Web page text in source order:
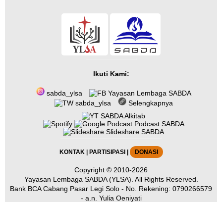
Ikuti Kami:
sabda_ylsa
Yayasan Lembaga SABDA
sabda_ylsa
Selengkapnya
SABDA Alkitab
Podcast SABDA
Slideshare SABDA
KONTAK | PARTISIPASI| DONASI
Copyright © 2010-2026
Yayasan Lembaga SABDA (YLSA). All Rights Reserved.
Bank BCA Cabang Pasar Legi Solo - No. Rekening: 0790266579
- a.n. Yulia Oeniyati